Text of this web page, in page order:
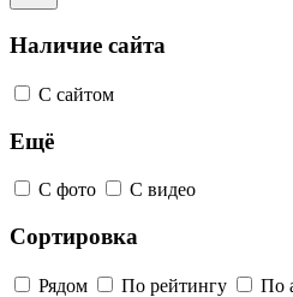
Наличие сайта
С сайтом
Ещё
С фото С видео
Сортировка
Рядом По рейтингу По